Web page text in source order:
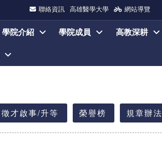
聯絡資訊 高雄醫學大學 網站導覽
學院介紹 學院成員 高教深耕
徵才啟事/升等 榮譽榜 規章辦法